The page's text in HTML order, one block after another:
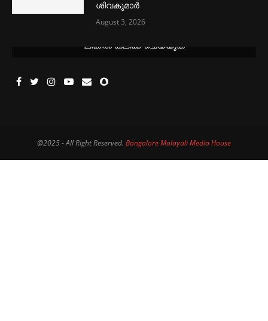
ശിവകുമാര്‍
August 3, 2026
ലിങ്കിൽ ക്ലിക്ക് ചെയ്യുക
@2025 - All Right Reserved. Bangalore Malayali Media House